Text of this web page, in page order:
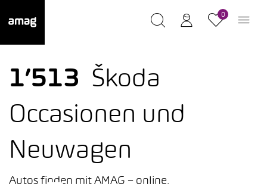
0
1’513
Škoda
Occasionen und
Neuwagen
Autos finden mit AMAG – online.